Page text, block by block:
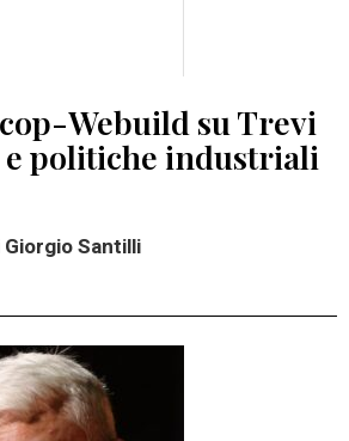
Webuild su Trevi
politiche industriali
Giorgio Santilli